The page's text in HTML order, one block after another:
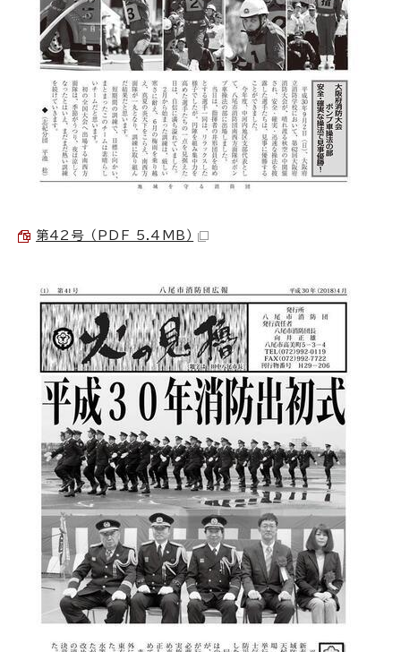
第42号 （PDF 5.4MB）